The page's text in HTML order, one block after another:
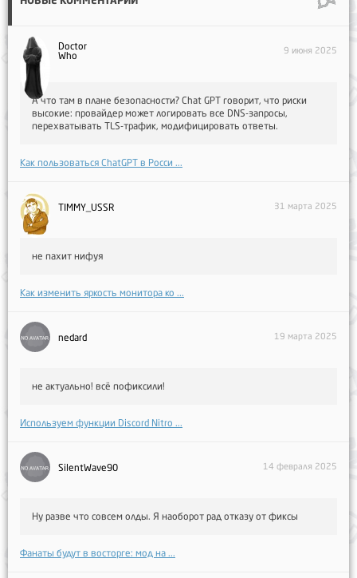
Doctor
Who
9 июня 2025
А что там в плане безопасности? Chat GPT говорит, что риски
высокие: провайдер может логировать все DNS-запросы,
перехватывать TLS-трафик, модифицировать ответы.
Как пользоваться ChatGPT в Росси ...
TIMMY_USSR 31 марта 2025
не пахит нифуя
Как изменить яркость монитора ко ...
nedard 19 марта 2025
не актуально! всё пофиксили!
Используем функции Discord Nitro ...
SilentWave90 14 февраля 2025
Ну разве что совсем олды. Я наоборот рад отказу от фиксы
Фанаты будут в восторге: мод на ...